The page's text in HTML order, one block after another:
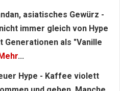
asiatisches Gewürz -
immer gleich von Hype
als "Vanille
...
Hype - Kaffee violett